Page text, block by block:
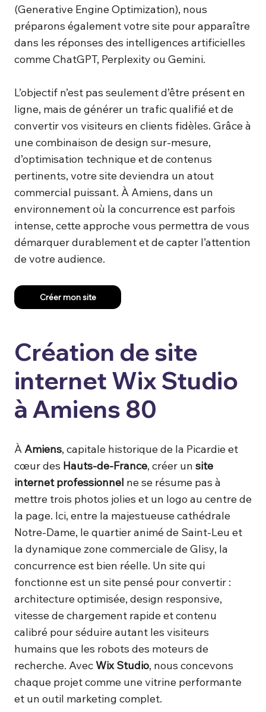
(Generative Engine Optimization), nous
préparons également votre site pour apparaître
dans les réponses des intelligences artificielles
comme ChatGPT, Perplexity ou Gemini.
L’objectif n’est pas seulement d’être présent en
ligne, mais de générer un trafic qualifié et de
convertir vos visiteurs en clients fidèles. Grâce à
une combinaison de design sur-mesure,
d’optimisation technique et de contenus
pertinents, votre site deviendra un atout
commercial puissant. À Amiens, dans un
environnement où la concurrence est parfois
intense, cette approche vous permettra de vous
démarquer durablement et de capter l’attention
de votre audience.
Créer mon site
Création de site
internet Wix Studio
à Amiens 80
ÀAmiens, capitale historique de la Picardie et
cœur des Hauts-de-France, créer un site
internet professionnel ne se résume pas à
mettre trois photos jolies et un logo au centre de
la page. Ici, entre la majestueuse cathédrale
Notre-Dame, le quartier animé de Saint-Leu et
la dynamique zone commerciale de Glisy, la
concurrence est bien réelle. Un site qui
fonctionne est un site pensé pour convertir :
architecture optimisée, design responsive,
vitesse de chargement rapide et contenu
calibré pour séduire autant les visiteurs
humains que les robots des moteurs de
recherche. AvecWix Studio, nous concevons
chaque projet comme une vitrine performante
et un outil marketing complet.